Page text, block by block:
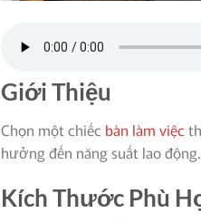
Giới Thiệu
Chọn một chiếc bàn làm việc
hưởng đến năng suất lao
Kích Thước Phù